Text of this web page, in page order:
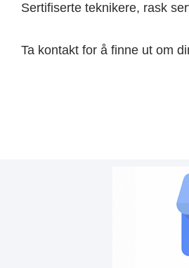
Sertifiserte teknikere, rask
Ta kontakt for å finne ut om